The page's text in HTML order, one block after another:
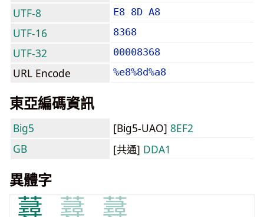
UTF-8 E8 8D A8
UTF-16 8368
UTF-32 00008368
URL Encode %e8%8d%a8
東亞編碼資訊
Big5 [Big5-UAO] 8EF2
GB
[共通] DDA1
異體字
蕁 蕁 蕁